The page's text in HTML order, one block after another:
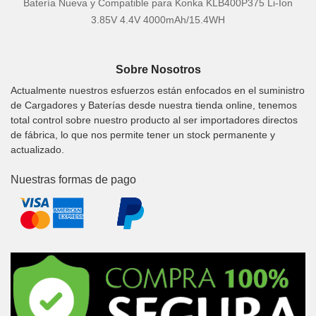
Batería Nueva y Compatible para Konka KLB400P375 Li-Ion
3.85V 4.4V 4000mAh/15.4WH
Sobre Nosotros
Actualmente nuestros esfuerzos están enfocados en el suministro
de Cargadores y Baterías desde nuestra tienda online, tenemos
total control sobre nuestro producto al ser importadores directos
de fábrica, lo que nos permite tener un stock permanente y
actualizado.
Nuestras formas de pago